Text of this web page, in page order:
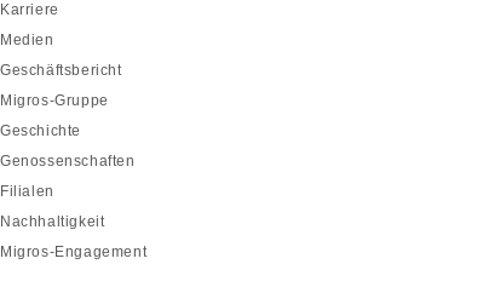
Karriere
Medien
Geschäftsbericht
Migros-Gruppe
Geschichte
Genossenschaften
Filialen
Nachhaltigkeit
Migros-Engagement